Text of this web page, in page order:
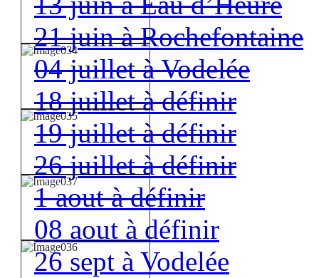
21 juin à Rochefontaine
04 juillet à Vodelée
18 juillet à définir
19 juillet à définir
26 juillet à définir
1 aout à définir
08 aout à définir
26 sept à Vodelée